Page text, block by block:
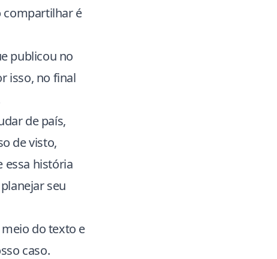
compartilhar é
publicou no
isso, no final
de país,
de visto,
essa história
seu
do texto e
caso.